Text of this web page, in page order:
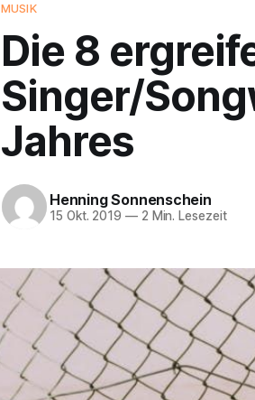
MUSIK
Die 8
Singer/
Jahres
Henning Sonnenschein
15 Okt. 2019 —2 Min. Lesezeit